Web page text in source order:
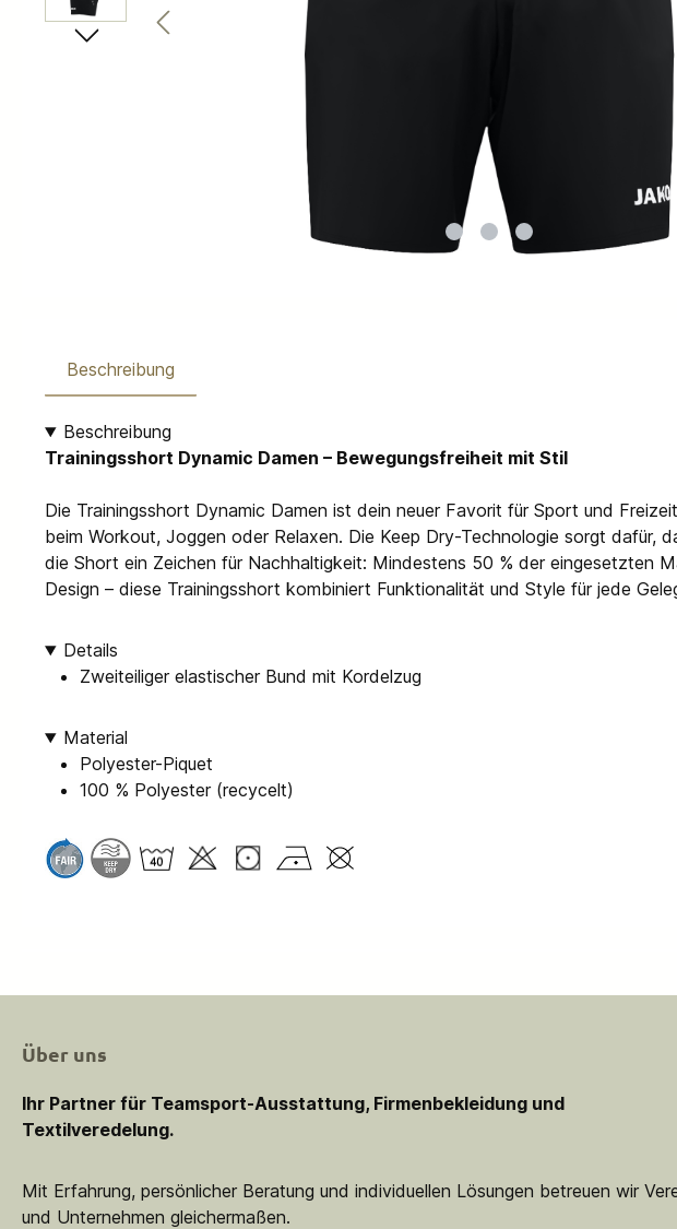
Beschreibung
Beschreibung
Trainingsshort Dynamic Damen – Bewegungsfreiheit mit Stil
Die Trainingsshort Dynamic Damen ist dein neuer Favorit für Sport und
beim Workout, Joggen oder Relaxen. Die Keep Dry-Technologie sorgt dafür,
die Short ein Zeichen für Nachhaltigkeit: Mindestens 50 % der eingesetzten
Design – diese Trainingsshort kombiniert Funktionalität und Style für jede
Details
Zweiteiliger elastischer Bund mit Kordelzug
Material
Polyester-Piquet
100 % Polyester (recycelt)
Über uns
Ihr Partner für Teamsport-Ausstattung, Firmenbekleidung und
Textilveredelung.
Mit Erfahrung, persönlicher Beratung und individuellen Lösungen betreuen wir
und Unternehmen gleichermaßen.